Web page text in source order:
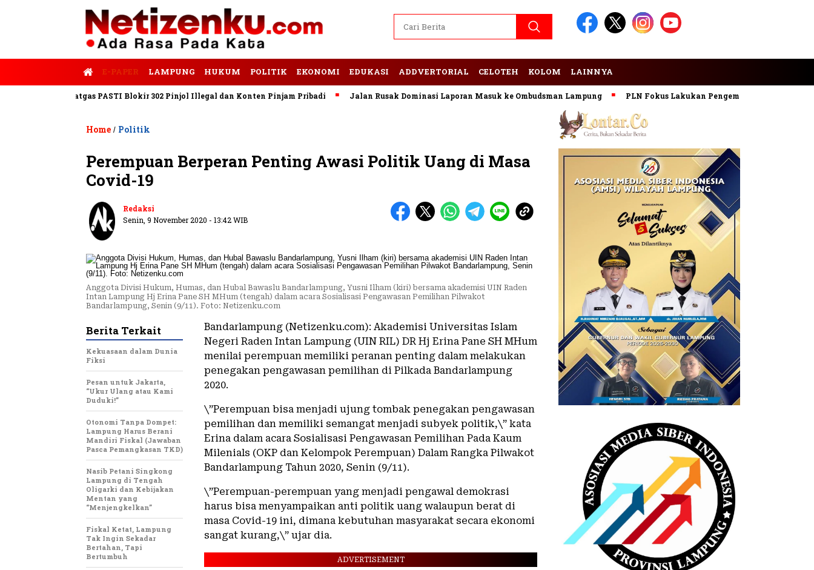
E-PAPER LAMPUNG HUKUM POLITIK EKONOMI EDUKASI ADDVERTORIAL CELOTEH KOLOM LAINNYA
Satgas PASTI Blokir 302 Pinjol Illegal dan Konten Pinjam Pribadi Jalan Rusak Dominasi Laporan Masuk ke Ombudsman Lampung PLN Fokus Lakukan Pengembangan Pembangkit EBT
Home / Politik
Perempuan Berperan Penting Awasi Politik Uang di Masa
Covid-19
Redaksi
Senin, 9 November 2020 - 13:42 WIB
Anggota Divisi Hukum, Humas, dan Hubal Bawaslu Bandarlampung, Yusni Ilham (kiri) bersama akademisi UIN Raden
Intan Lampung Hj Erina Pane SH MHum (tengah) dalam acara Sosialisasi Pengawasan Pemilihan Pilwakot
Bandarlampung, Senin (9/11). Foto: Netizenku.com
Bandarlampung (Netizenku.com): Akademisi Universitas Islam
Negeri Raden Intan Lampung (UIN RIL) DR Hj Erina Pane SH MHum
menilai perempuan memiliki peranan penting dalam melakukan
penegakan pengawasan pemilihan di Pilkada Bandarlampung
2020.
\”Perempuan bisa menjadi ujung tombak penegakan pengawasan
pemilihan dan memiliki semangat menjadi subyek politik,\” kata
Erina dalam acara Sosialisasi Pengawasan Pemilihan Pada Kaum
Milenials (OKP dan Kelompok Perempuan) Dalam Rangka Pilwakot
Bandarlampung Tahun 2020, Senin (9/11).
\”Perempuan-perempuan yang menjadi pengawal demokrasi
harus bisa menyampaikan anti politik uang walaupun berat di
masa Covid-19 ini, dimana kebutuhan masyarakat secara ekonomi
sangat kurang,\” ujar dia.
ADVERTISEMENT
Berita Terkait
Kekuasaan dalam Dunia
Fiksi
Pesan untuk Jakarta,
“Ukur Ulang atau Kami
Duduki!”
Otonomi Tanpa Dompet:
Lampung Harus Berani
Mandiri Fiskal (Jawaban
Pasca Pemangkasan TKD)
Nasib Petani Singkong
Lampung di Tengah
Oligarki dan Kebijakan
Mentan yang
“Menjengkelkan”
Fiskal Ketat, Lampung
Tak Ingin Sekadar
Bertahan, Tapi
Bertumbuh